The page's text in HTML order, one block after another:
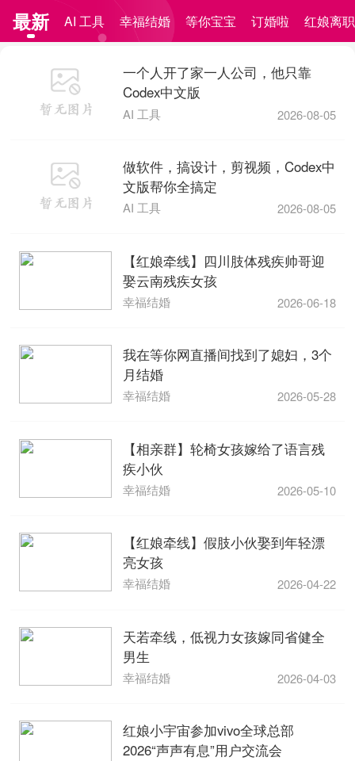
最新 AI 工具 幸福结婚 等你宝宝 订婚啦 红娘离
一个人开了家一人公司，他只靠
Codex中文版
AI 工具 2026-08-05
做软件，搞设计，剪视频，Codex中
文版帮你全搞定
AI 工具 2026-08-05
【红娘牵线】四川肢体残疾帅哥迎
娶云南残疾女孩
幸福结婚 2026-06-18
我在等你网直播间找到了媳妇，3个
月结婚
幸福结婚 2026-05-28
【相亲群】轮椅女孩嫁给了语言残
疾小伙
幸福结婚 2026-05-10
【红娘牵线】假肢小伙娶到年轻漂
亮女孩
幸福结婚 2026-04-22
天若牵线，低视力女孩嫁同省健全
男生
幸福结婚 2026-04-03
红娘小宇宙参加vivo全球总部
2026“声声有息”用户交流会